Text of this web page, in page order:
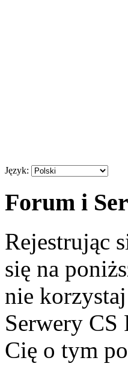
Język:
Forum i
Rejestrując
się na
nie
Serwery CS
Cię o tym